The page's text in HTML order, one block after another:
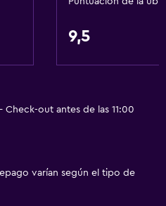
9,5
out antes de las 11:00
varían según el tipo de